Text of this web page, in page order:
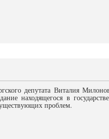
депутата Виталия
находящегося в
проблем.